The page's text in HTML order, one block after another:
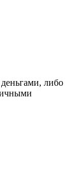
либо